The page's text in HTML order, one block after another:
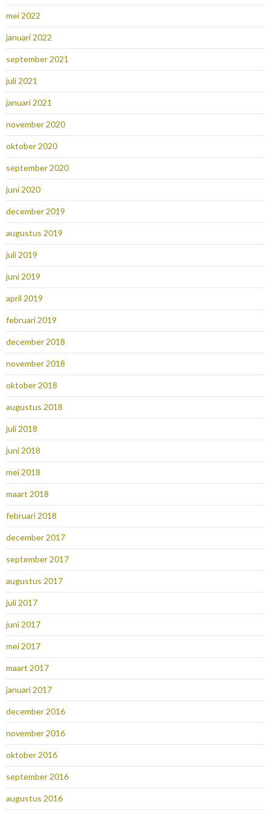
mei 2022
januari 2022
september 2021
juli 2021
januari 2021
november 2020
oktober 2020
september 2020
juni 2020
december 2019
augustus 2019
juli 2019
juni 2019
april 2019
februari 2019
december 2018
november 2018
oktober 2018
augustus 2018
juli 2018
juni 2018
mei 2018
maart 2018
februari 2018
december 2017
september 2017
augustus 2017
juli 2017
juni 2017
mei 2017
maart 2017
januari 2017
december 2016
november 2016
oktober 2016
september 2016
augustus 2016